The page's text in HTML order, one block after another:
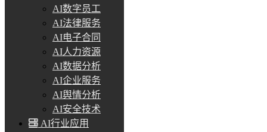
AI数字员工
AI法律服务
AI电子合同
AI人力资源
AI数据分析
AI企业服务
AI舆情分析
AI安全技术
AI行业应用